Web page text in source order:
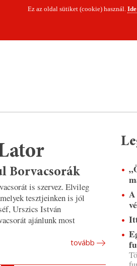
Ez az oldal sütiket (cookie) használ.
Borvacsorák
is szervez. Elvileg
tesztjeinken is jól
Urszics István
ajánlunk most
tovább